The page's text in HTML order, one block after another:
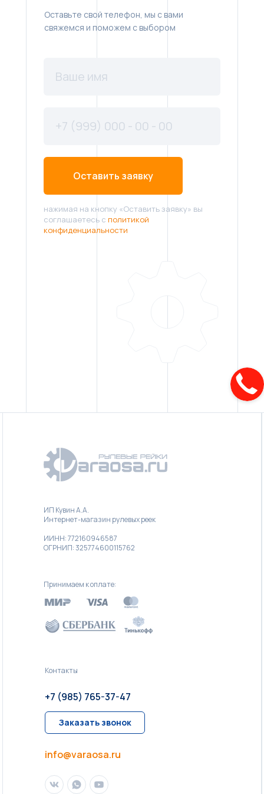
Оставьте свой телефон, мы с вами
свяжемся и поможем с выбором
Оставить заявку
нажимая на кнопку «Оставить заявку» вы
соглашаетесь с политикой
конфиденциальности
Принимаем к оплате:
Контакты
ИП Кувин А.А.
Интернет-магазин рулевых реек
ИИНН: 772160946587
ОГРНИП: 325774600115762
info@varaosa.ru
+7 (985) 765-37-47
Заказать звонок